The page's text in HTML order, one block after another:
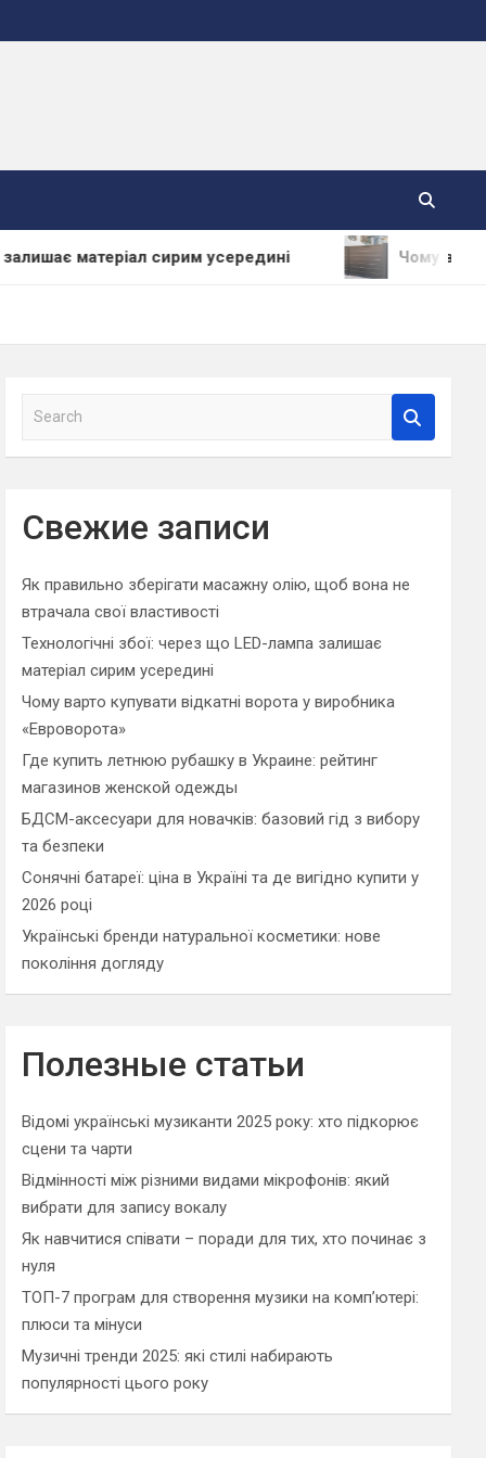
сирим усередині Чому варто
a
c
h
Свежие записи
Як правильно зберігати масажну олію, щоб вона не
втрачала свої властивості
Технологічні збої: через що LED-лампа залишає
матеріал сирим усередині
Чому варто купувати відкатні ворота у виробника
«Евроворота»
Где купить летнюю рубашку в Украине: рейтинг
магазинов женской одежды
БДСМ-аксесуари для новачків: базовий гід з вибору
та безпеки
Сонячні батареї: ціна в Україні та де вигідно купити у
2026 році
Українські бренди натуральної косметики: нове
покоління догляду
Полезные статьи
Відомі українські музиканти 2025 року: хто підкорює
сцени та чарти
Відмінності між різними видами мікрофонів: який
вибрати для запису вокалу
Як навчитися співати – поради для тих, хто починає з
нуля
ТОП-7 програм для створення музики на комп’ютері:
плюси та мінуси
Музичні тренди 2025: які стилі набирають
популярності цього року